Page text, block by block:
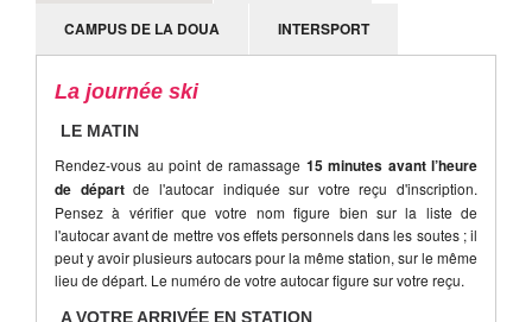
CAMPUS DE LA DOUA INTERSPORT
La journée ski
LE MATIN
Rendez-vous au point de ramassage 15 minutes avant l’heure
de départde l'autocar indiquée sur votre reçu d'inscription.
Pensez à vérifier que votre nom figure bien sur la liste de
l'autocar avant de mettre vos effets personnels dans les soutes ; il
peut y avoir plusieurs autocars pour la même station, sur le même
lieu de départ. Le numéro de votre autocar figure sur votre reçu.
A VOTRE ARRIVÉE EN STATION